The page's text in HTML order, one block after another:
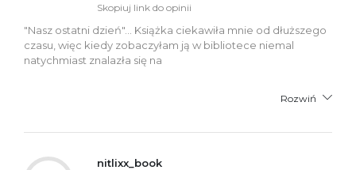
Skopiuj link do opinii
"Nasz ostatni dzień"... Książka ciekawiła mnie od dłuższego
czasu, więc kiedy zobaczyłam ją w bibliotece niemal
natychmiast znalazła się na
Rozwiń
nitlixx_book